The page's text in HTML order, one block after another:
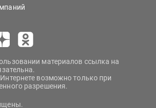
материалов ссылка на
возможно только при
разрешения.